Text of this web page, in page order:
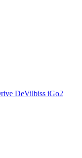
DeVilbiss iGo2